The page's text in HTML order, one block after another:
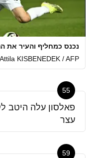
נכנס כמחליף והעיר את
KISBENEDEK / AFP
55
פאלסון עלה היטב
עצר
59